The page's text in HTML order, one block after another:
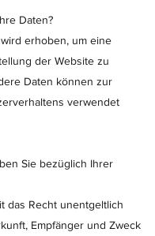
Daten?
erhoben, um eine
der Website zu
Daten können zur
verwendet
Sie bezüglich Ihrer
das Recht unentgeltlich
Empfänger und Zweck